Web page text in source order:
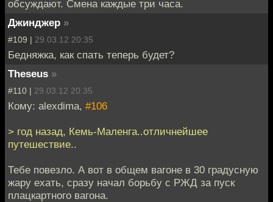
обсуждают. Смена каждые три часа.
Джинджер »
#109 | 29.03.12 20:35
Бедняжка, как спать теперь будет?
Theseus »
#110 | 29.03.12 20:35
Кому: alexdima, #106
> год назад, Кемь-Маленга..отличнейшее
путешествие..
Тебе повезло. А вот в общем вагоне в 30 градусную
жару ехать, сразу начал борьбу с РЖД за пуск
плацкартного вагона.